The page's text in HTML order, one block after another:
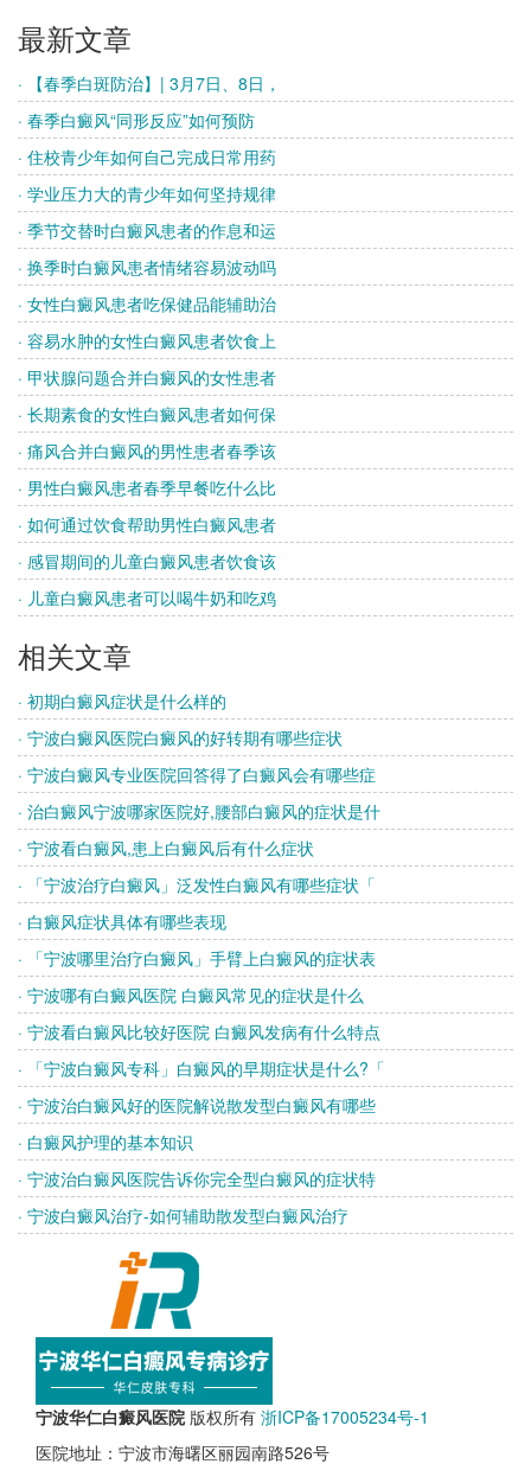
最新文章
· 【春季白斑防治】| 3月7日、8日，
· 春季白癜风“同形反应”如何预防
· 住校青少年如何自己完成日常用药
· 学业压力大的青少年如何坚持规律
· 季节交替时白癜风患者的作息和运
· 换季时白癜风患者情绪容易波动吗
· 女性白癜风患者吃保健品能辅助治
· 容易水肿的女性白癜风患者饮食上
· 甲状腺问题合并白癜风的女性患者
· 长期素食的女性白癜风患者如何保
· 痛风合并白癜风的男性患者春季该
· 男性白癜风患者春季早餐吃什么比
· 如何通过饮食帮助男性白癜风患者
· 感冒期间的儿童白癜风患者饮食该
· 儿童白癜风患者可以喝牛奶和吃鸡
相关文章
· 初期白癜风症状是什么样的
· 宁波白癜风医院白癜风的好转期有哪些症状
· 宁波白癜风专业医院回答得了白癜风会有哪些症
· 治白癜风宁波哪家医院好,腰部白癜风的症状是什
· 宁波看白癜风,患上白癜风后有什么症状
· 「宁波治疗白癜风」泛发性白癜风有哪些症状「
· 白癜风症状具体有哪些表现
· 「宁波哪里治疗白癜风」手臂上白癜风的症状表
· 宁波哪有白癜风医院 白癜风常见的症状是什么
· 宁波看白癜风比较好医院 白癜风发病有什么特点
· 「宁波白癜风专科」白癜风的早期症状是什么?「
· 宁波治白癜风好的医院解说散发型白癜风有哪些
· 白癜风护理的基本知识
· 宁波治白癜风医院告诉你完全型白癜风的症状特
· 宁波白癜风治疗-如何辅助散发型白癜风治疗
宁波华仁白癜风医院 版权所有 浙ICP备17005234号-1
医院地址：宁波市海曙区丽园南路526号